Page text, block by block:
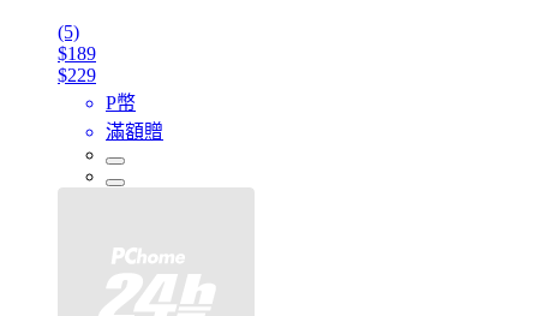
(5)
$189
$229
P幣
滿額贈